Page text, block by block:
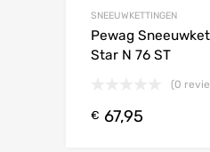
SNEEUWKETTINGEN
Pewag
Star N 76 ST
(0
€ 67,95